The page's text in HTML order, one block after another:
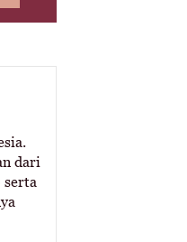
dari
serta